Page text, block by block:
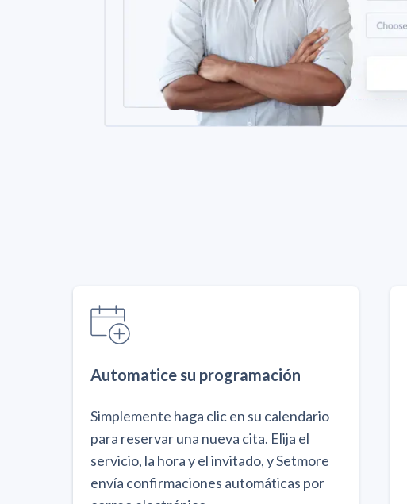
Automatice su programación
Simplemente haga clic en su calendario
para reservar una nueva cita. Elija el
servicio, la hora y el invitado, y Setmore
envía confirmaciones automáticas por